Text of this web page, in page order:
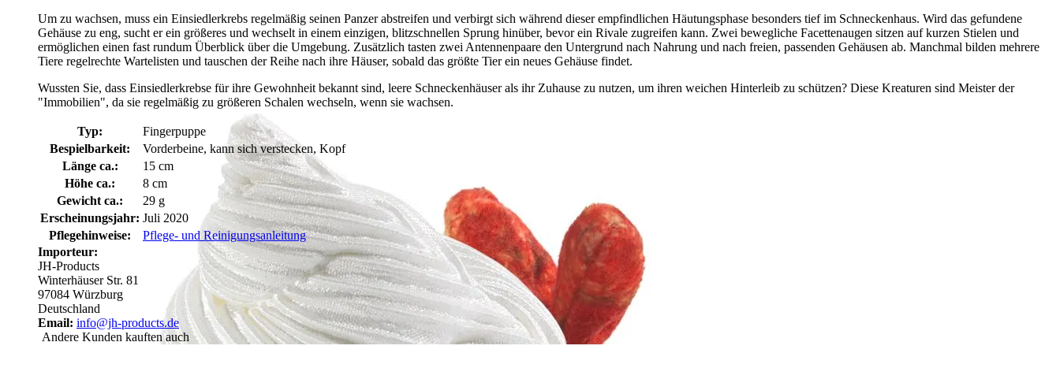
Um zu wachsen, muss ein Einsiedlerkrebs regelmäßig seinen Panzer abstreifen und verbirgt sich während dieser empfindlichen Häutungsphase besonders tief im Schneckenhaus. Wird das gefundene
Gehäuse zu eng, sucht er ein größeres und wechselt in einem einzigen, blitzschnellen Sprung hinüber, bevor ein Rivale zugreifen kann. Zwei bewegliche Facettenaugen sitzen auf kurzen Stielen und
ermöglichen einen fast rundum Überblick über die Umgebung. Zusätzlich tasten zwei Antennenpaare den Untergrund nach Nahrung und nach freien, passenden Gehäusen ab. Manchmal bilden mehrere
Tiere regelrechte Wartelisten und tauschen der Reihe nach ihre Häuser, sobald das größte Tier ein neues Gehäuse findet.
Wussten Sie, dass Einsiedlerkrebse für ihre Gewohnheit bekannt sind, leere Schneckenhäuser als ihr Zuhause zu nutzen, um ihren weichen Hinterleib zu schützen? Diese Kreaturen sind Meister der
"Immobilien", da sie regelmäßig zu größeren Schalen wechseln, wenn sie wachsen.
Typ:
Fingerpuppe
Bespielbarkeit:
Vorderbeine, kann sich verstecken, Kopf
Länge ca.:
15 cm
Höhe ca.:
8 cm
Gewicht ca.:
29 g
Erscheinungsjahr: Juli 2020
Pflegehinweise:
Pflege- und Reinigungsanleitung
Importeur:
JH-Products
Winterhäuser Str. 81
97084 Würzburg
Deutschland
Email: info@jh-products.de
Andere Kunden kauften auch